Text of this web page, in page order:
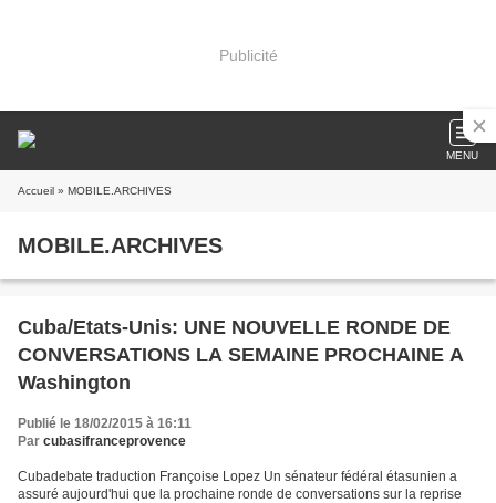
Publicité
MENU
Accueil » MOBILE.ARCHIVES
MOBILE.ARCHIVES
Cuba/Etats-Unis: UNE NOUVELLE RONDE DE
CONVERSATIONS LA SEMAINE PROCHAINE A
Washington
Publié le 18/02/2015 à 16:11
Par cubasifranceprovence
Cubadebate traduction Françoise Lopez Un sénateur fédéral étasunien a
assuré aujourd'hui que la prochaine ronde de conversations sur la reprise